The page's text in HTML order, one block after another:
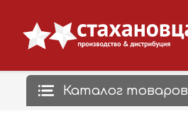
Каталог товаров